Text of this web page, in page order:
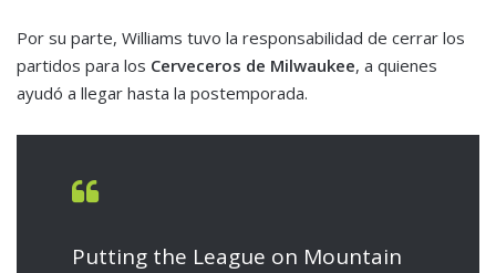
Por su parte, Williams tuvo la responsabilidad de cerrar los
partidos para los Cerveceros de Milwaukee, a quienes
ayudó a llegar hasta la postemporada.
Putting the League on Mountain